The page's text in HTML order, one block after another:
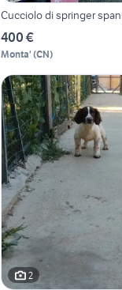
Cucciolo di springer
400 €
Monta' (CN)
2